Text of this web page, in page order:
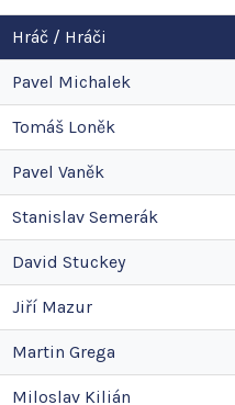
Hráč / Hráči
Pavel Michalek
Tomáš Loněk
Pavel Vaněk
Stanislav Semerák
David Stuckey
Jiří Mazur
Martin Grega
Miloslav Kilián